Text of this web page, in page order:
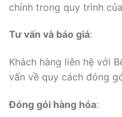
chính trong quy trình
Tư vấn và báo giá:
Khách hàng liên hệ với
vấn về quy cách đóng
Đóng gói hàng hóa: